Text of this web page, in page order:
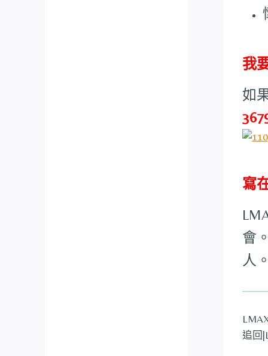
我
如
寫
會
人
追回